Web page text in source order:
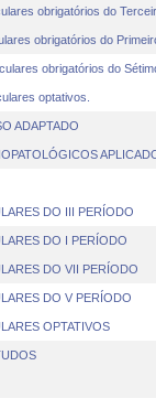
obrigatórios do
obrigatórios do
obrigatórios do
optativos.
ADAPTADO
DO III PERÍODO
DO I PERÍODO
DO VII PERÍODO
DO V PERÍODO
OPTATIVOS